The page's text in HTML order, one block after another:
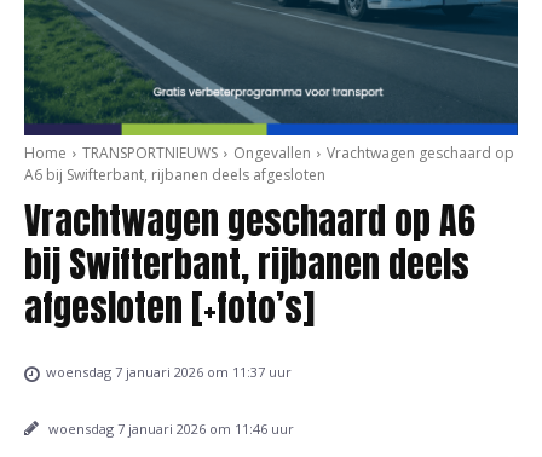
Home TRANSPORTNIEUWS Ongevallen
Vrachtwagen geschaard op
A6 bij Swifterbant, rijbanen deels afgesloten
Vrachtwagen geschaard op A6
bij Swifterbant, rijbanen deels
afgesloten [+foto’s]
woensdag 7 januari 2026 om 11:37 uur
woensdag 7 januari 2026 om 11:46 uur